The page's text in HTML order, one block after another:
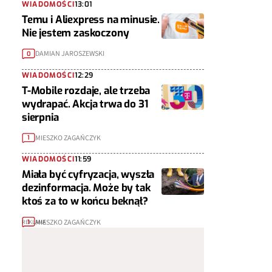
WIADOMOŚCI13:01
Temu i Aliexpress na minusie.
Nie jestem zaskoczony
0 DAMIAN JAROSZEWSKI
WIADOMOŚCI12:29
T-Mobile rozdaje, ale trzeba
wydrapać. Akcja trwa do 31
sierpnia
1 MIESZKO ZAGAŃCZYK
WIADOMOŚCI11:59
Miała być cyfryzacja, wyszła
dezinformacja. Może by tak
ktoś za to w końcu beknął?
1 MIESZKO ZAGAŃCZYK